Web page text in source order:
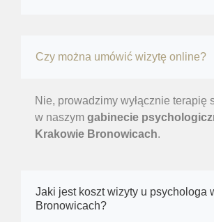
Czy można umówić wizytę online?
Nie, prowadzimy wyłącznie terapię
w naszym gabinecie
Krakowie Bronowicach.
Jaki jest koszt wizyty u psychologa
Bronowicach?